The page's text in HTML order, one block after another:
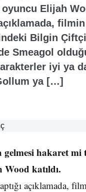
Elijah
Bilgin
Smeagol
iyi ya
ya […]
hakaret mi
katıldı.
açıklamada,